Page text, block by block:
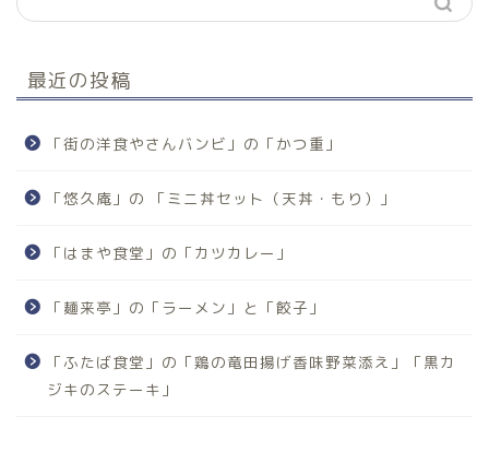
最近の投稿
「街の洋食やさんバンビ」の「かつ重」
「悠久庵」の 「ミニ丼セット（天丼・もり）」
「はまや食堂」の「カツカレー」
「麺来亭」の「ラーメン」と「餃子」
「ふたば食堂」の「鶏の竜田揚げ香味野菜添え」「黒カ
ジキのステーキ」